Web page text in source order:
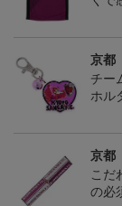
京都
チー
ホル
京都
こだ
の必